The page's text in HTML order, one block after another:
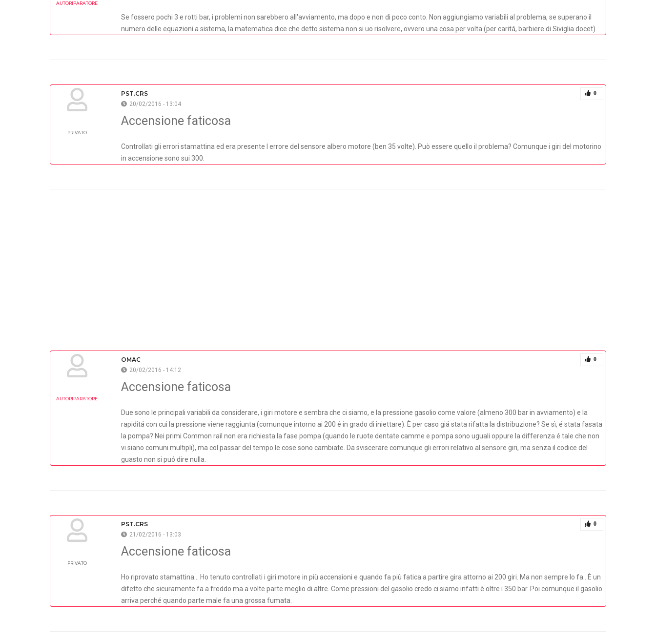
AUTORIPARATORE
Se fossero pochi 3 e rotti bar, i problemi non sarebbero all'avviamento, ma dopo e non di poco conto. Non aggiungiamo variabili al problema, se superano il
numero delle equazioni a sistema, la matematica dice che detto sistema non si uo risolvere, ovvero una cosa per volta (per caritá, barbiere di Siviglia docet).
PRIVATO
PST.CRS 0
20/02/2016 - 13:04
Accensione faticosa
Controllati gli errori stamattina ed era presente l errore del sensore albero motore (ben 35 volte). Può essere quello il problema? Comunque i giri del motorino
in accensione sono sui 300.
AUTORIPARATORE
OMAC 0
20/02/2016 - 14:12
Accensione faticosa
Due sono le principali variabili da considerare, i giri motore e sembra che ci siamo, e la pressione gasolio come valore (almeno 300 bar in avviamento) e la
rapiditá con cui la pressione viene raggiunta (comunque intorno ai 200 é in grado di iniettare). È per caso giá stata rifatta la distribuzione? Se sì, é stata fasata
la pompa? Nei primi Common rail non era richiesta la fase pompa (quando le ruote dentate camme e pompa sono uguali oppure la differenza é tale che non
vi siano comuni multipli), ma col passar del tempo le cose sono cambiate. Da sviscerare comunque gli errori relativo al sensore giri, ma senza il codice del
guasto non si puó dire nulla.
PRIVATO
PST.CRS 0
21/02/2016 - 13:03
Accensione faticosa
Ho riprovato stamattina... Ho tenuto controllati i giri motore in più accensioni e quando fa più fatica a partire gira attorno ai 200 giri. Ma non sempre lo fa.. È un
difetto che sicuramente fa a freddo ma a volte parte meglio di altre. Come pressioni del gasolio credo ci siamo infatti è oltre i 350 bar. Poi comunque il gasolio
arriva perché quando parte male fa una grossa fumata.